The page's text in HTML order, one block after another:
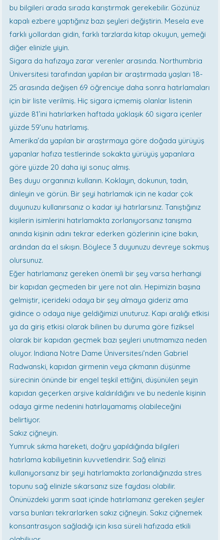
bu bilgileri arada sırada karıştırmak gerekebilir. Gözünüz
kapalı ezbere yaptığınız bazı şeyleri değiştirin. Mesela eve
farklı yollardan gidin, farklı tarzlarda kitap okuyun, yemeği
diğer elinizle yiyin.
Sigara da hafızaya zarar verenler arasında. Northumbria
Üniversitesi tarafından yapılan bir araştırmada yaşları 18-
25 arasında değişen 69 öğrenciye daha sonra hatırlamaları
için bir liste verilmiş. Hiç sigara içmemiş olanlar listenin
yüzde 81’ini hatırlarken haftada yaklaşık 60 sigara içenler
yüzde 59’unu hatırlamış.
Amerika’da yapılan bir araştırmaya göre doğada yürüyüş
yapanlar hafıza testlerinde sokakta yürüyüş yapanlara
göre yüzde 20 daha iyi sonuç almış.
Beş duyu organınızı kullanın. Koklayın, dokunun, tadın,
dinleyin ve görün. Bir şeyi hatırlamak için ne kadar çok
duyunuzu kullanırsanız o kadar iyi hatırlarsınız. Tanıştığınız
kişilerin isimlerini hatırlamakta zorlanıyorsanız tanışma
anında kişinin adını tekrar ederken gözlerinin içine bakın,
ardından da el sıkışın. Böylece 3 duyunuzu devreye sokmuş
olursunuz.
Eğer hatırlamanız gereken önemli bir şey varsa herhangi
bir kapıdan geçmeden bir yere not alın. Hepimizin başına
gelmiştir, içerideki odaya bir şey almaya gideriz ama
gidince o odaya niye geldiğimizi unuturuz. Kapı aralığı etkisi
ya da giriş etkisi olarak bilinen bu duruma göre fiziksel
olarak bir kapıdan geçmek bazı şeyleri unutmamıza neden
oluyor. Indiana Notre Dame Üniversitesi’nden Gabriel
Radwanski, kapıdan girmenin veya çıkmanın düşünme
sürecinin önünde bir engel teşkil ettiğini, düşünülen şeyin
kapıdan geçerken arşive kaldırıldığını ve bu nedenle kişinin
odaya girme nedenini hatırlayamamış olabileceğini
belirtiyor.
Sakız çiğneyin.
Yumruk sıkma hareketi, doğru yapıldığında bilgileri
hatırlama kabiliyetinin kuvvetlendirir. Sağ elinizi
kullanıyorsanız bir şeyi hatırlamakta zorlandığınızda stres
topunu sağ elinizle sıkarsanız size faydası olabilir.
Önünüzdeki yarım saat içinde hatırlamanız gereken şeyler
varsa bunları tekrarlarken sakız çiğneyin. Sakız çiğnemek
konsantrasyon sağladığı için kısa süreli hafızada etkili